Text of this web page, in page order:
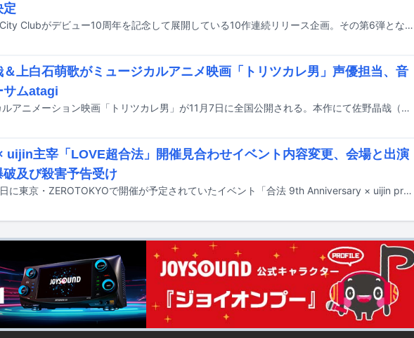
定
Awesome City Clubがデビュー10周年を記念して展開している10作連続リリース企画。その第6弾となる新曲「journey」が9月10日に配信リリースされることが決定した。
＆上白石萌歌がミュージカルアニメ映画「トリツカレ男」声優担当、音
サムatagi
ミュージカルアニメーション映画「トリツカレ男」が11月7日に全国公開される。本作にて佐野晶哉（Aぇ! group）と上白石萌歌が声優を務めることが発表された。
uijin主宰「LOVE超合法」開催見合わせイベント内容変更、会場と出演
破及び殺害予告受け
本日7月19日に東京・ZEROTOKYOで開催が予定されていたイベント「合法 9th Anniversary × uijin presents “LOVE超合法”」の中止が発表された。